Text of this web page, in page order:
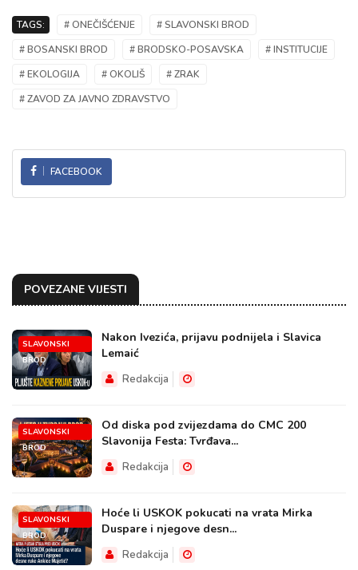
TAGS: # ONEČIŠĆENJE
# SLAVONSKI BROD
# BOSANSKI BROD
# BRODSKO-POSAVSKA
# INSTITUCIJE
# EKOLOGIJA
# OKOLIŠ
# ZRAK
# ZAVOD ZA JAVNO ZDRAVSTVO
FACEBOOK
POVEZANE VIJESTI
SLAVONSKI
BROD
Nakon Ivezića, prijavu podnijela i Slavica
Lemaić
Redakcija
SLAVONSKI
BROD
Od diska pod zvijezdama do CMC 200
Slavonija Festa: Tvrđava...
Redakcija
SLAVONSKI
BROD
Hoće li USKOK pokucati na vrata Mirka
Duspare i njegove desn...
Redakcija